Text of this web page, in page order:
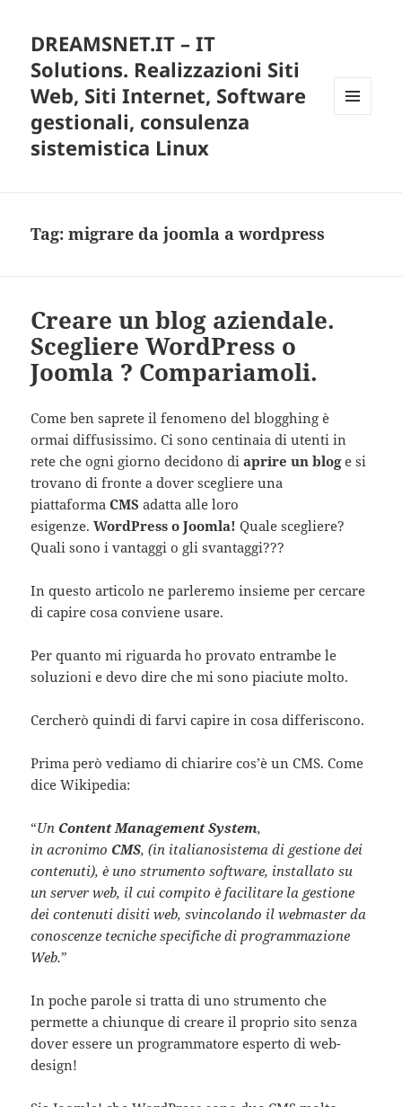
DREAMSNET.IT – IT
Solutions. Realizzazioni Siti
Web, Siti Internet, Software
gestionali, consulenza
sistemistica Linux
Tag:migrare da joomla a wordpress
Creare un blog aziendale.
Scegliere WordPress o
Joomla ? Compariamoli.
Come ben saprete il fenomeno del blogghing è
ormai diffusissimo. Ci sono centinaia di utenti in
rete che ogni giorno decidono di aprire un bloge si
trovano di fronte a dover scegliere una
piattaformaCMS adatta alle loro
esigenze.WordPress o Joomla! Quale scegliere?
Quali sono i vantaggi o gli svantaggi???
In questo articolo ne parleremo insieme per cercare
di capire cosa conviene usare.
Per quanto mi riguarda ho provato entrambe le
soluzioni e devo dire che mi sono piaciute molto.
Cercherò quindi di farvi capire in cosa differiscono.
Prima però vediamo di chiarire cos’è un CMS. Come
dice Wikipedia:
“Un Content Management System,
in acronimo CMS, (in italianosistema di gestione dei
contenuti), è uno strumento software, installato su
un server web, il cui compito è facilitare la gestione
dei contenuti disiti web, svincolando il webmaster da
conoscenze tecniche specifiche di programmazione
Web.”
In poche parole si tratta di uno strumento che
permette a chiunque di creare il proprio sito senza
dover essere un programmatore esperto di web-
design!